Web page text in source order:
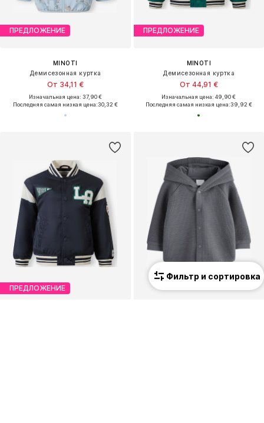
ПРЕДЛОЖЕНИЕ
MINOTI
Демисезонная куртка
От 34,11 €
Изначальная цена: 37,90 €
Последняя самая низкая цена:30,32 €
ПРЕДЛОЖЕНИЕ
MINOTI
Демисезонная куртка
От 44,91 €
Изначальная цена: 49,90 €
Последняя самая низкая цена:39,92 €
ПРЕДЛОЖЕНИЕ
Фильтр и сортировка